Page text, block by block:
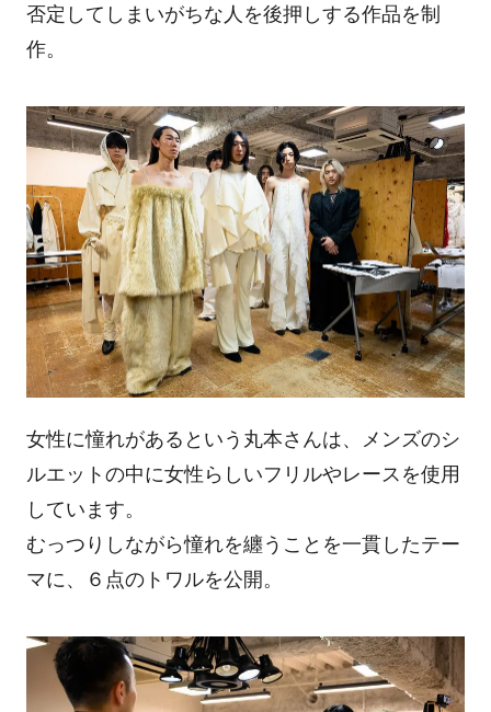
否定してしまいがちな人を後押しする作品を制
作。
女性に憧れがあるという丸本さんは、メンズのシ
ルエットの中に女性らしいフリルやレースを使用
しています。
むっつりしながら憧れを纏うことを一貫したテー
マに、６点のトワルを公開。